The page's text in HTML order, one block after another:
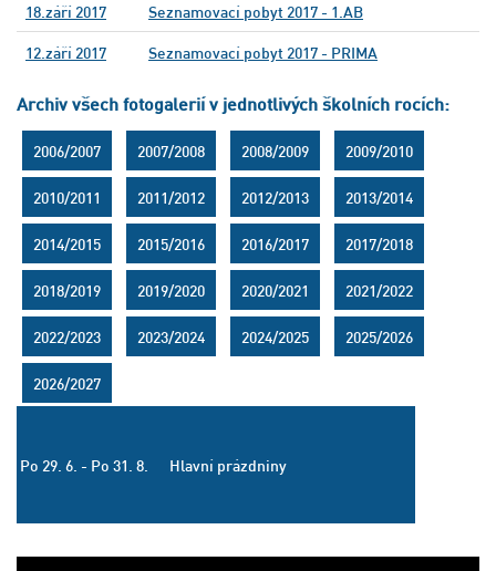
18.září 2017 Seznamovací pobyt 2017 - 1.AB
12.září 2017 Seznamovací pobyt 2017 - PRIMA
Archiv všech fotogalerií v jednotlivých školních rocích:
2006/2007 2007/2008 2008/2009 2009/2010
2010/2011 2011/2012 2012/2013 2013/2014
2014/2015 2015/2016 2016/2017 2017/2018
2018/2019 2019/2020 2020/2021 2021/2022
2022/2023 2023/2024 2024/2025 2025/2026
2026/2027
Po 29. 6. - Po 31. 8. Hlavní prázdniny